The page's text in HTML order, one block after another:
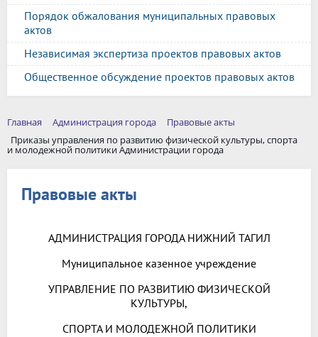
Порядок обжалования муниципальных правовых
актов
Независимая экспертиза проектов правовых актов
Общественное обсуждение проектов правовых актов
Главная Администрация города
Правовые акты
Приказы управления по развитию физической культуры, спорта
и молодежной политики Администрации города
Правовые акты
АДМИНИСТРАЦИЯ ГОРОДА НИЖНИЙ ТАГИЛ
Муниципальное казенное учреждение
УПРАВЛЕНИЕ ПО РАЗВИТИЮ ФИЗИЧЕСКОЙ
КУЛЬТУРЫ,
СПОРТА И МОЛОДЕЖНОЙ ПОЛИТИКИ